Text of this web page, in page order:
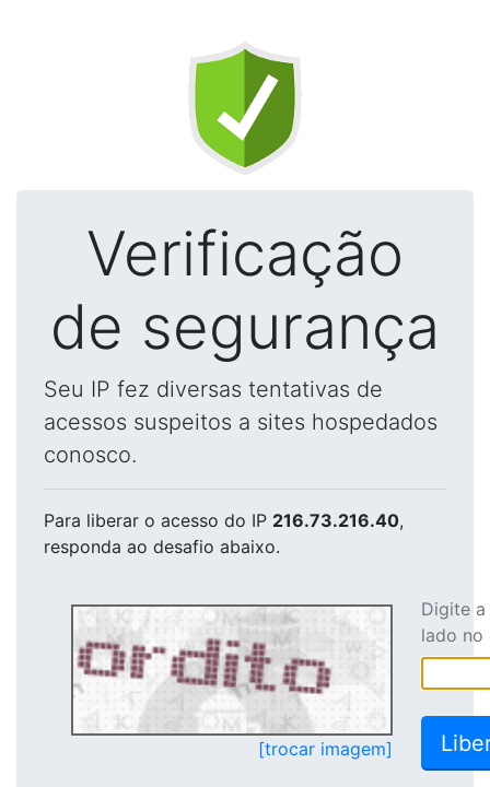
Verificação
de segurança
Seu IP fez diversas tentativas de
acessos suspeitos a sites hospedados
conosco.
Para liberar o acesso do IP 216.73.216.40,
responda ao desafio abaixo.
[trocar imagem]
Digite
lado no